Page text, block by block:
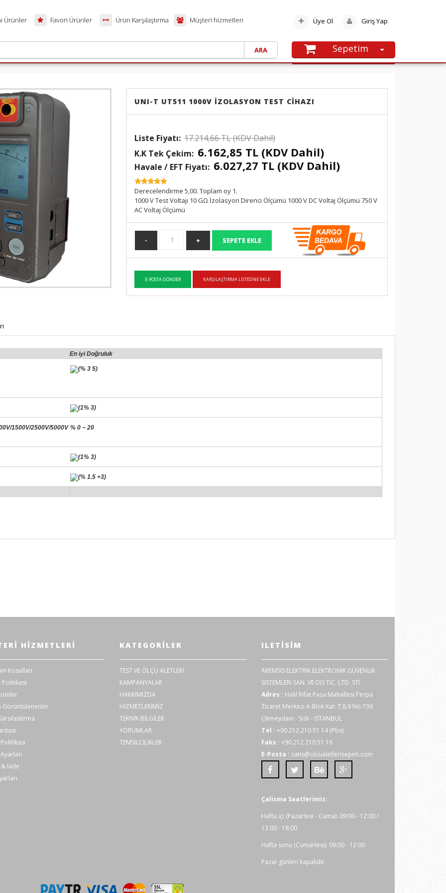
Ürünler Müşteri hizmetleri
Favori Ürünler Ürün Karşılaştırma Üye Ol Giriş Yap
Sepetim
Alışveriş sepetinize henüz ürün
SEPETE GIT
UNI-T UT511 1000V İZOLASYON TEST CIHAZI
17.214,66 TL (KDV Dahil)
6.162,85 TL (KDV Dahil)
Havale / EFT Fiyatı: 6.027,27 TL (KDV Dahil)
SKU:
Derecelendirme 5,00. Toplam oy 1.
1000 V Test Voltajı 10 GΩ İzolasyon Direnci Ölçümü 1000 V DC Voltaj Ölçümü 750 V
AC Voltaj Ölçümü
En iyi Doğruluk
(% 3 5)
(1% 3)
1500V/2500V/5000V % 0 ~ 20
(1% 3)
(% 1.5 +3)
HIZMETLERI
Kosullari
Politikasi
Görüntülenenler
Iade
KATEGORILER
TEST VE ÖLÇÜ ALETLERİ
KAMPANYALAR
HAKKIMIZDA
HİZMETLERİMİZ
TEKNİK BİLGİLER
YORUMLAR
TEMSİLCİLİKLER
ILETISIM
AREMSIS ELEKTRIK ELEKTRONIK GÜVENLIK
SISTEMLERI SAN. VE DIS TIC. LTD. STI.
Adres : Halil Rifat Pasa Mahallesi Perpa
Ticaret Merkezi A Blok Kat: 7,8,9 No:736
Okmeydani - Sisli - ISTANBUL
Tel : +90 212 210 51 14 (Pbx)
Faks : +90 212 210 51 16
E-Posta : satis@olcualetlerisepeti.com
Çalisma Saatlerimiz:
Hafta içi (Pazartesi - Cuma): 09:00 - 12:00 /
13:00 - 18:00
Hafta sonu (Cumartesi): 09:00 - 12:00
Pazar günleri kapalidir.